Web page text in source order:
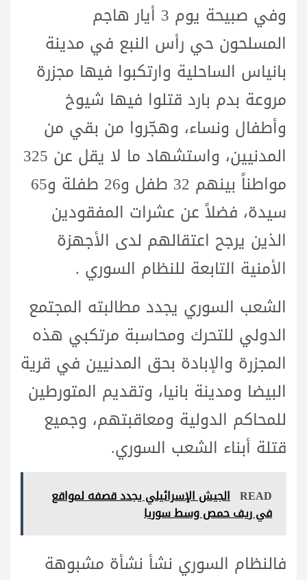
وفي صبيحة يوم 3 أيار هاجم
المسلحون حي رأس النبع في مدينة
بانياس الساحلية وارتكبوا فيها مجزرة
مروعة بدم بارد قتلوا فيها شيوخ
وأطفال ونساء، وهجّروا من بقي من
المدنيين، واستشهاد ما لا يقل عن 325
مواطناً بينهم 32 طفل و26 طفلة و65
سيدة، فضلاً عن عشرات المفقودين
الذين يرجح اعتقالهم لدى الأجهزة
الأمنية التابعة للنظام السوري .
الشعب السوري يجدد مطالبته المجتمع
الدولي للتحرك ومحاسبة مرتكبي هذه
المجزرة والإبادة بحق المدنيين في قرية
البيضا ومدينة بانيا، وتقديم المتورطين
للمحاكم الدولية ومعاقبتهم، وجميع
قتلة أبناء الشعب السوري.
READ الجيش الإسرائيلي يجدد قصفه لمواقع
في ريف حمص وسط سوريا
فالنظام السوري نشأ نشأة مشبوهة